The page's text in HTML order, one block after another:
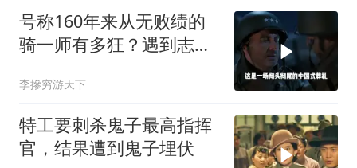
号称160年来从无败绩的
骑一师有多狂？遇到志愿
李摻穷游天下
特工要刺杀鬼子最高指挥
官，结果遭到鬼子埋伏